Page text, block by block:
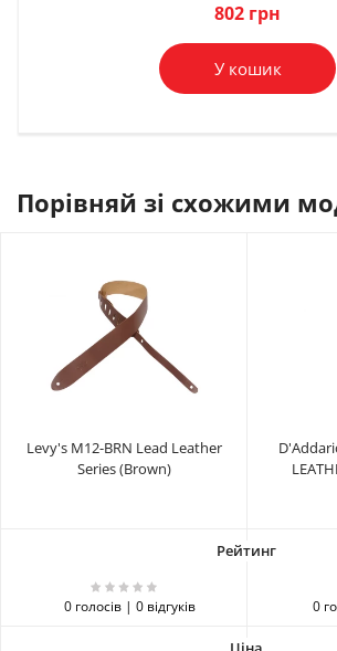
802 грн
У кошик
Порівняй зі схожими
Levy's M12-BRN Lead Leather
Series (Brown)
0 голосів | 0 відгуків 0